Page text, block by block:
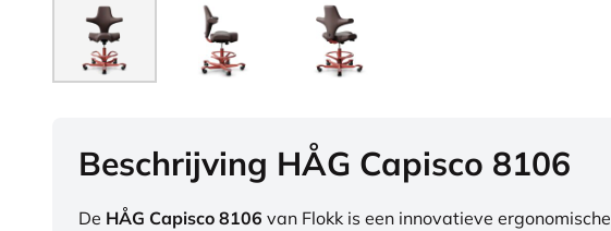
Beschrijving HÅG Capisco 8106
De HÅG Capisco 8106 van Flokk is een innovatieve ergonomische